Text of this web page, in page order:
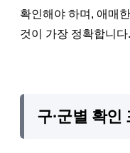
확인해야 하며, 애매
것이 가장 정확합니다.
구·군별 확인